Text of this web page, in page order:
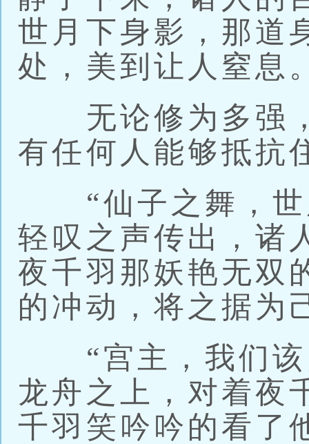
世月下身影，那道
处，美到让人窒息
无论修为多强，
有任何人能够抵抗
“仙子之舞，世
轻叹之声传出，诸
夜千羽那妖艳无双
的冲动，将之据为
“宫主，我们该
龙舟之上，对着夜
千羽笑吟吟的看了